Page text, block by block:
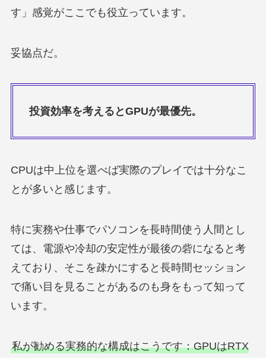
す」感覚がここでも役立っています。
妥協点だ。
投資効率を考えるとGPUが最優先。
CPUは中上位を選べば実際のプレイでは十分なこ
とが多いと感じます。
特に実務や仕事でパソコンを長時間使う人間とし
ては、電源や冷却の安定性が最後の砦になると考
えており、そこを疎かにすると長時間セッション
で痛い目を見ることがあるのも身をもって知って
います。
私が勧める実務的な構成はこうです：GPUはRTX